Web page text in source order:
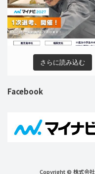
さらに読み込む
Facebook
Copyright © 株式会